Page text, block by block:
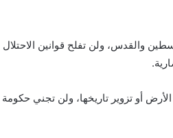
والقدس، ولن تفلح قوانين الاحتلال
أو تزوير تاريخها، ولن تجني حكومة